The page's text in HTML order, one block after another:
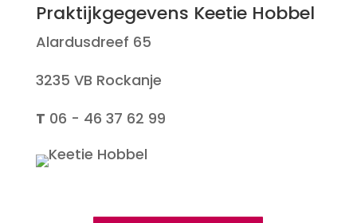
Praktijkgegevens Keetie Hobbel
Alardusdreef 65
3235 VB Rockanje
T 06 - 46 37 62 99